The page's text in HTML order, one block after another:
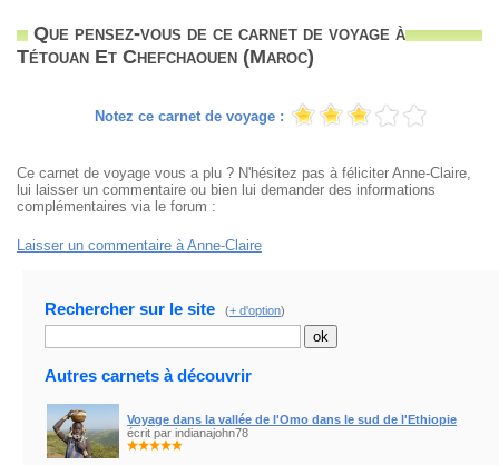
Que pensez-vous de ce carnet de voyage à
Tétouan Et Chefchaouen (Maroc)
Notez ce carnet de voyage :
Ce carnet de voyage vous a plu ? N'hésitez pas à féliciter Anne-Claire,
lui laisser un commentaire ou bien lui demander des informations
complémentaires via le forum :
Laisser un commentaire à Anne-Claire
Rechercher sur le site (+ d'option)
Autres carnets à découvrir
Voyage dans la vallée de l'Omo dans le sud de l'Ethiopie
écrit par indianajohn78